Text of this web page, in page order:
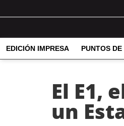
EDICIÓN IMPRESA PUNTOS
El E1,
un